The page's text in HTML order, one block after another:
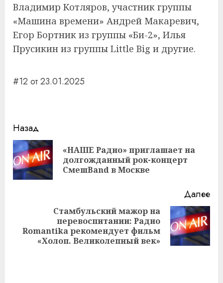
Владимир Котляров, участник группы
«Машина времени» Андрей Макаревич,
Егор Бортник из группы «Би-2», Илья
Прусикин из группы Little Big и другие.
#12 от 23.01.2025
Навигация
записи
Назад
«НАШЕ Радио» приглашает на
долгожданный рок-концерт
СмешBand в Москве
Далее
Следующая
запись:
Стамбульский мажор на
перевоспитании: Радио
Romantika рекомендует фильм
«Холоп. Великолепный век»